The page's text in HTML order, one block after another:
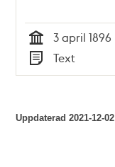
Tid
3 april 1896
Typ
Text
Uppdaterad2021-12-02